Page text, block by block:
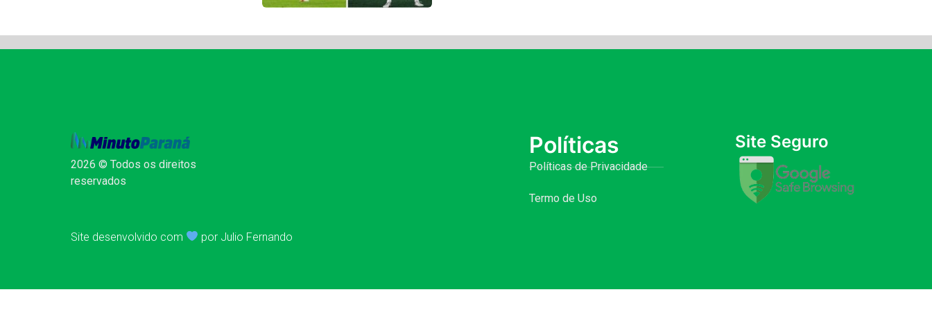
2026 © Todos os direitos
reservados
Políticas
Políticas de Privacidade
Termo de Uso
Site Seguro
Site desenvolvido com por Julio Fernando